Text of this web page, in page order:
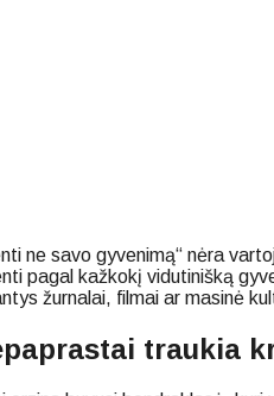
ne savo gyvenimą“ nėra
pagal kažkokį vidutinišką
žurnalai, filmai ar masinė
traukia